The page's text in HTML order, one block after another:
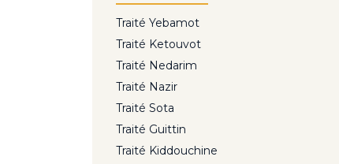
Traité Yebamot
Traité Ketouvot
Traité Nedarim
Traité Nazir
Traité Sota
Traité Guittin
Traité Kiddouchine